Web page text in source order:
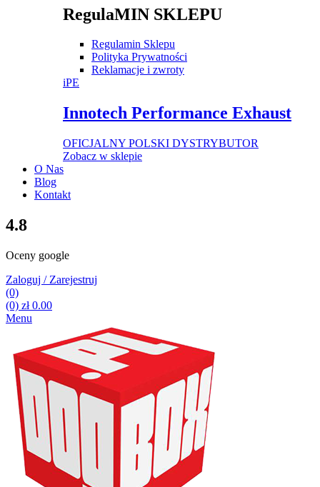
RegulaMIN SKLEPU
Regulamin Sklepu
Polityka Prywatności
Reklamacje i zwroty
iPE
Innotech Performance Exhaust
OFICJALNY POLSKI DYSTRYBUTOR
Zobacz w sklepie
O Nas
Blog
Kontakt
4.8
Oceny google
Zaloguj / Zarejestruj
(0)
(0) zł0.00
Menu